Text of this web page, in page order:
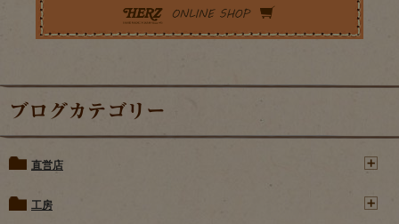
ブログカテゴリー
直営店
工房